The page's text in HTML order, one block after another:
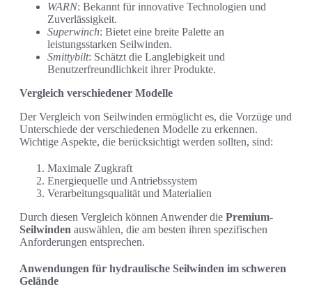
WARN: Bekannt für innovative Technologien und
Zuverlässigkeit.
Superwinch: Bietet eine breite Palette an
leistungsstarken Seilwinden.
Smittybilt: Schätzt die Langlebigkeit und
Benutzerfreundlichkeit ihrer Produkte.
Vergleich verschiedener Modelle
Der Vergleich von Seilwinden ermöglicht es, die Vorzüge und
Unterschiede der verschiedenen Modelle zu erkennen.
Wichtige Aspekte, die berücksichtigt werden sollten, sind:
Maximale Zugkraft
Energiequelle und Antriebssystem
Verarbeitungsqualität und Materialien
Durch diesen Vergleich können Anwender die Premium-
Seilwinden auswählen, die am besten ihren spezifischen
Anforderungen entsprechen.
Anwendungen für hydraulische Seilwinden im schweren
Gelände